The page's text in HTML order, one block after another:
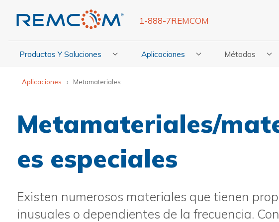
1-888-7REMCOM
Productos Y Soluciones
Mostrar Submenú De Productos Y Soluciones
Aplicaciones
Mostrar Submenú De Aplicaciones
Métodos
Mostrar
Aplicaciones Metamateriales
Metamateriales/
es especiales
Existen numerosos materiales que tienen
inusuales o dependientes de la frecuencia.